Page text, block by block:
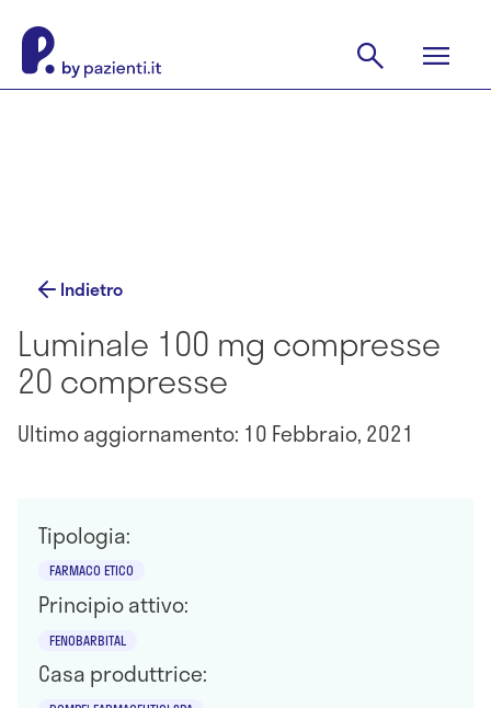
Indietro
Luminale 100 mg compresse
20 compresse
Ultimo aggiornamento: 10 Febbraio, 2021
Tipologia:
FARMACO ETICO
Principio attivo:
FENOBARBITAL
Casa produttrice: